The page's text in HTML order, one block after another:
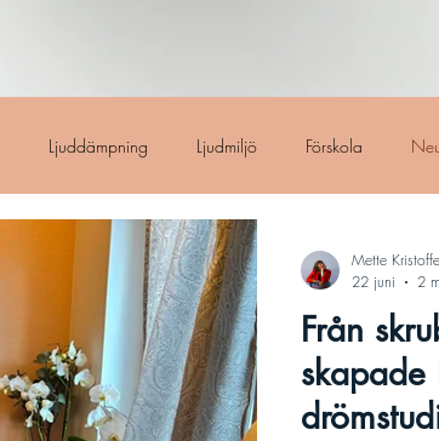
Ljuddämpning Ljudmiljö Förskola
Från
skapade
Mette
22 juni
2